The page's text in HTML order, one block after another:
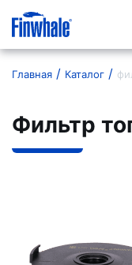
Главная Каталог
Фильтр